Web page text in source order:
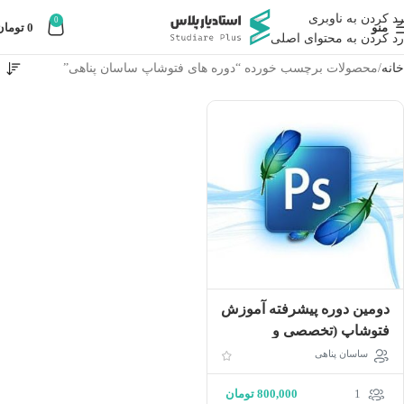
رد کردن به ناوبری
رد کردن به محتوای اصلی
منو
0
0
خانه محصولات برچسب خورده “دوره های فتوشاپ ساسان پناهی”
دومین دوره پیشرفته آموزش
فتوشاپ (تخصصی و
حضوری)
ساسان پناهی
1
800,000 تومان